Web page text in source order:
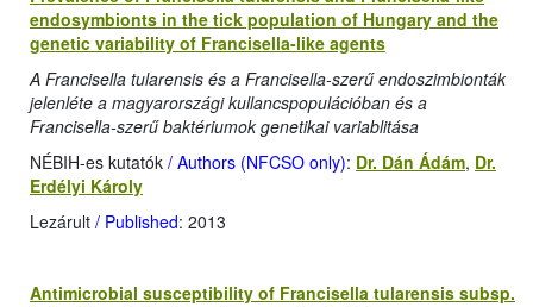
endosymbionts in the tick population of Hungary and the
genetic variability of Francisella-like agents
A Francisella tularensis és a Francisella-szerű endoszimbionták
jelenléte a magyarországi kullancspopulációban és a
Francisella-szerű baktériumok genetikai variablitása
NÉBIH-es kutatók / Authors (NFCSO only): Dr. Dán Ádám, Dr.
Erdélyi Károly
Lezárult / Published: 2013
Antimicrobial susceptibility of Francisella tularensis subsp.